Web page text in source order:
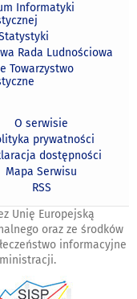
Informatyki
Rada Ludnościowa
Towarzystwo
O serwisie
prywatności
dostępności
Mapa Serwisu
RSS
Unię Europejską
oraz ze środków
informacyjne